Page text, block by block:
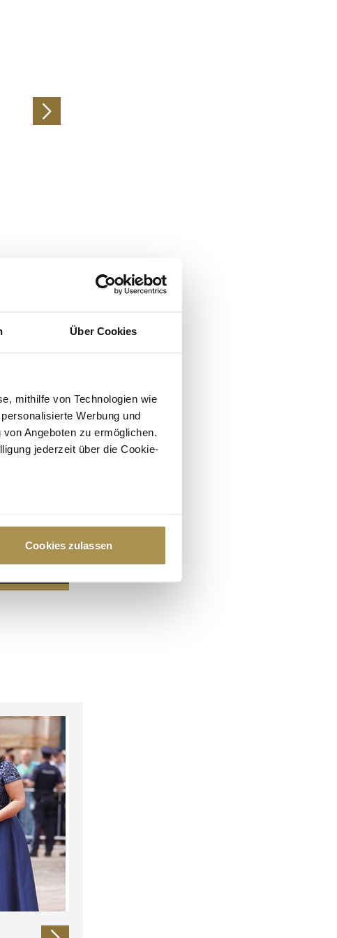
Über Cookies
mithilfe von Technologien wie
Werbung und
Angeboten zu ermöglichen.
jederzeit über die Cookie-
Ihre Präferenzen im
Medien anbieten zu können
führen diese Informationen
sie im Rahmen Ihrer Nutzung
Cookies zulassen